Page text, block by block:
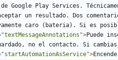
de Google Play Services.
un resultado. Dos
caro (bateria). Si es
"textMessageAnnotations">Puede
no el contacto. Si
"startAutomationAsService">